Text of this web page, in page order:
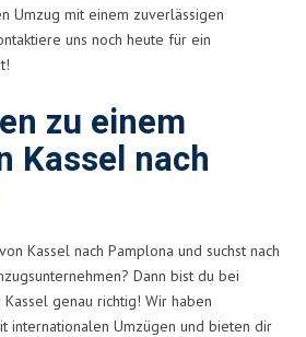
Umzug mit einem zuverlässigen
uns noch heute für ein
zu einem
Kassel nach
Kassel nach Pamplona und suchst nach
Dann bist du bei
genau richtig! Wir haben
internationalen Umzügen und bieten dir